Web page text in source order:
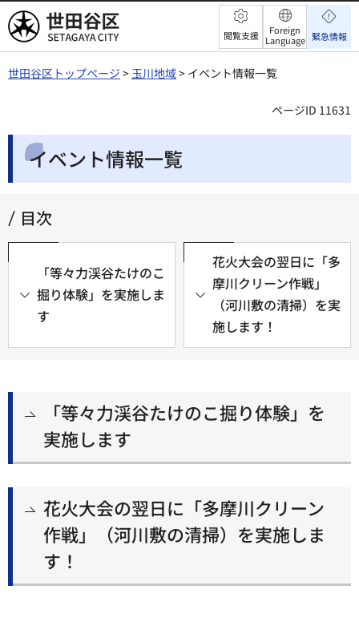
世田谷区 閲覧支援
Foreign
Language 緊急情報
世田谷区トップページ >玉川地域> イベント情報一覧
ページID 11631
イベント情報一覧
目次
「等々力渓谷たけのこ
掘り体験」を実施しま
す
花火大会の翌日に「多
摩川クリーン作戦」
（河川敷の清掃）を実
施します！
「等々力渓谷たけのこ掘り体験」を
実施します
花火大会の翌日に「多摩川クリーン
作戦」（河川敷の清掃）を実施しま
す！